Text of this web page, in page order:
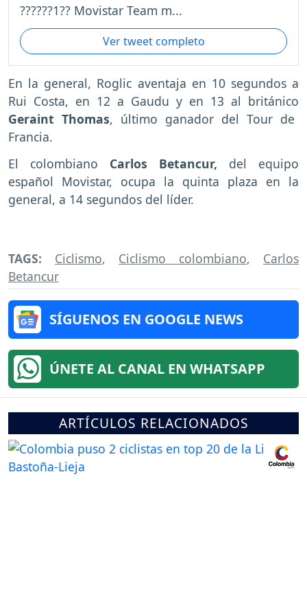
??????1?? Movistar Team m...
Ver tweet completo
En la general, Roglic aventaja en 10 segundos a
Rui Costa, en 12 a Gaudu y en 13 al británico
Geraint Thomas, último ganador del Tour de
Francia.
El colombiano Carlos Betancur, del equipo
español Movistar, ocupa la quinta plaza en la
general, a 14 segundos del líder.
TAGS: Ciclismo, Ciclismo colombiano, Carlos
Betancur
SÍGUENOS EN GOOGLE NEWS
ÚNETE AL CANAL EN WHATSAPP
ARTÍCULOS RELACIONADOS